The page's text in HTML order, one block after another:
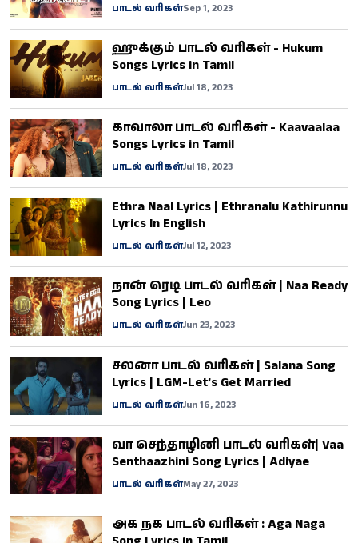
பாடல் வரிகள்Sep 1, 2023
ஹுக்கும் பாடல் வரிகள் - Hukum
Songs Lyrics in Tamil
பாடல் வரிகள்Jul 18, 2023
காவாலா பாடல் வரிகள் - Kaavaalaa
Songs Lyrics in Tamil
பாடல் வரிகள்Jul 18, 2023
Ethra Naal Lyrics | Ethranalu Kathirunnu
Lyrics In English
பாடல் வரிகள்Jul 12, 2023
நான் ரெடி பாடல் வரிகள் | Naa Ready
Song Lyrics | Leo
பாடல் வரிகள்Jun 23, 2023
சலனா பாடல் வரிகள் | Salana Song
Lyrics | LGM-Let’s Get Married
பாடல் வரிகள்Jun 16, 2023
வா செந்தாழினி பாடல் வரிகள்| Vaa
Senthaazhini Song Lyrics | Adiyae
பாடல் வரிகள்May 27, 2023
அக நக பாடல் வரிகள் : Aga Naga